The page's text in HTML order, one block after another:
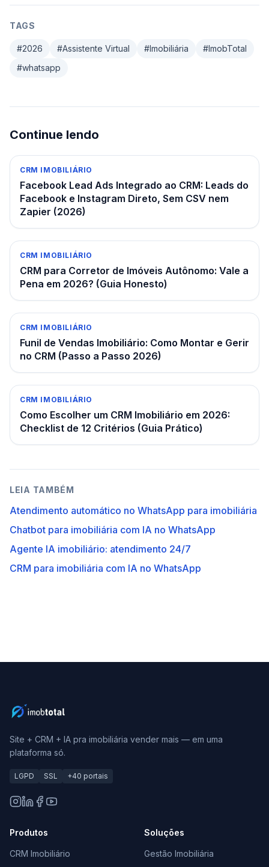
TAGS
#2026 #Assistente Virtual #Imobiliária #ImobTotal
#whatsapp
Continue lendo
CRM IMOBILIÁRIO
Facebook Lead Ads Integrado ao CRM: Leads do
Facebook e Instagram Direto, Sem CSV nem
Zapier (2026)
CRM IMOBILIÁRIO
CRM para Corretor de Imóveis Autônomo: Vale a
Pena em 2026? (Guia Honesto)
CRM IMOBILIÁRIO
Funil de Vendas Imobiliário: Como Montar e Gerir
no CRM (Passo a Passo 2026)
CRM IMOBILIÁRIO
Como Escolher um CRM Imobiliário em 2026:
Checklist de 12 Critérios (Guia Prático)
LEIA TAMBÉM
Atendimento automático no WhatsApp para imobiliária
Chatbot para imobiliária com IA no WhatsApp
Agente IA imobiliário: atendimento 24/7
CRM para imobiliária com IA no WhatsApp
Site + CRM + IA pra imobiliária vender mais — em uma
plataforma só.
LGPD SSL +40 portais
Produtos
CRM Imobiliário
Soluções
Gestão Imobiliária